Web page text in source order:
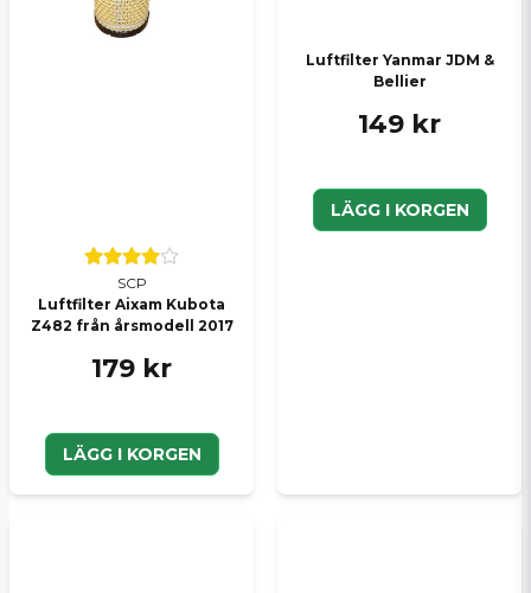
SCP
Luftfilter Aixam Kubota
Z482 från årsmodell 2017
179 kr
LÄGG I KORGEN
Luftfilter Yanmar JDM &
Bellier
149 kr
LÄGG I KORGEN